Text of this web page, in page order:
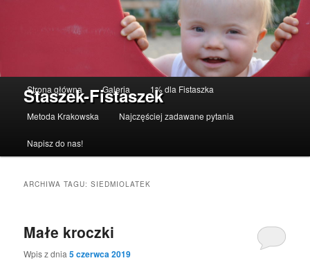
Staszek-Fistaszek
Przeskocz do tekstu
Przeskocz do widgetów
Strona główna Galeria 1% dla Fistaszka
Metoda Krakowska Najczęściej zadawane pytania
Napisz do nas!
ARCHIWA TAGU:SIEDMIOLATEK
Małe kroczki
Wpis z dnia5 czerwca 2019